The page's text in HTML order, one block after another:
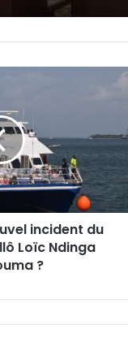
incident du
Loïc Ndinga
?